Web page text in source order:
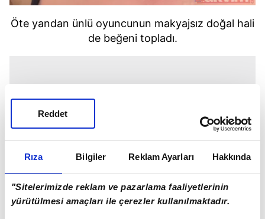
Rıza Bilgiler Reklam Ayarları Hakkında
"Sitelerimizde reklam ve pazarlama faaliyetlerinin
yürütülmesi amaçları ile çerezler kullanılmaktadır.
Reddet
Öte yandan ünlü oyuncunun makyajsız doğal hali
de beğeni topladı.